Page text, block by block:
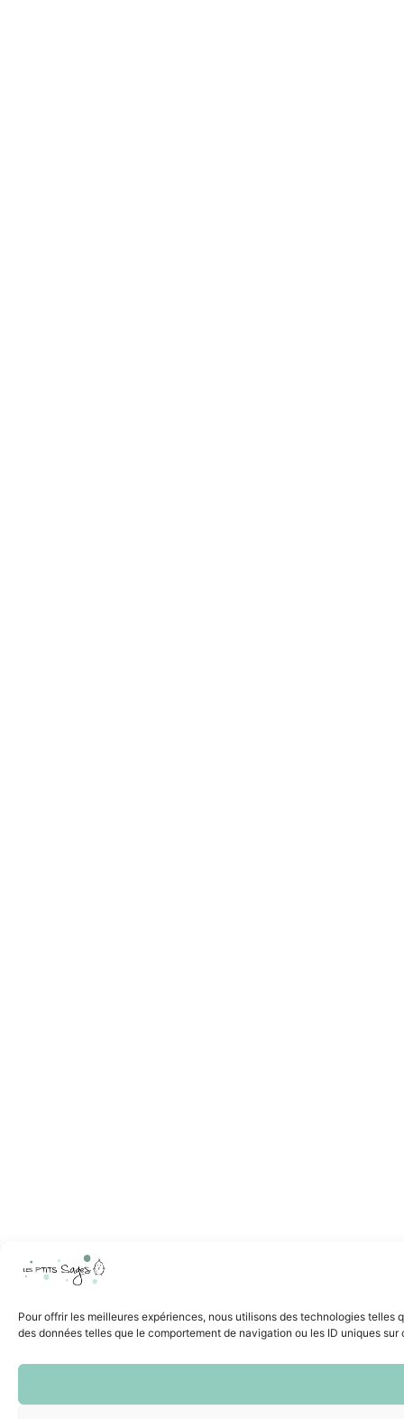
Pour offrir les meilleures expériences, nous utilisons des technologies
des données telles que le comportement de navigation ou les ID uniques